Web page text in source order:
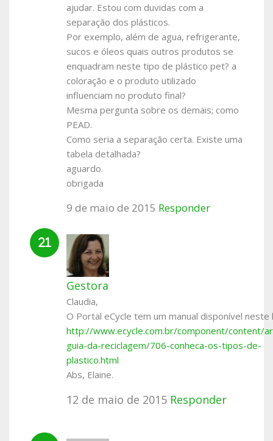
ajudar. Estou com duvidas com a
separação dos plásticos.
Por exemplo, além de agua, refrigerante,
sucos e óleos quais outros produtos se
enquadram neste tipo de plástico pet? a
coloração e o produto utilizado
influenciam no produto final?
Mesma pergunta sobre os demais; como
PEAD.
Como seria a separação certa. Existe uma
tabela detalhada?
aguardo.
obrigada
9 de maio de 2015 Responder
Gestora
Claudia,
O Portal eCycle tem um manual disponível neste
http://www.ecycle.com.br/component/content/
guia-da-reciclagem/706-conheca-os-tipos-de-
plastico.html
Abs, Elaine.
12 de maio de 2015 Responder